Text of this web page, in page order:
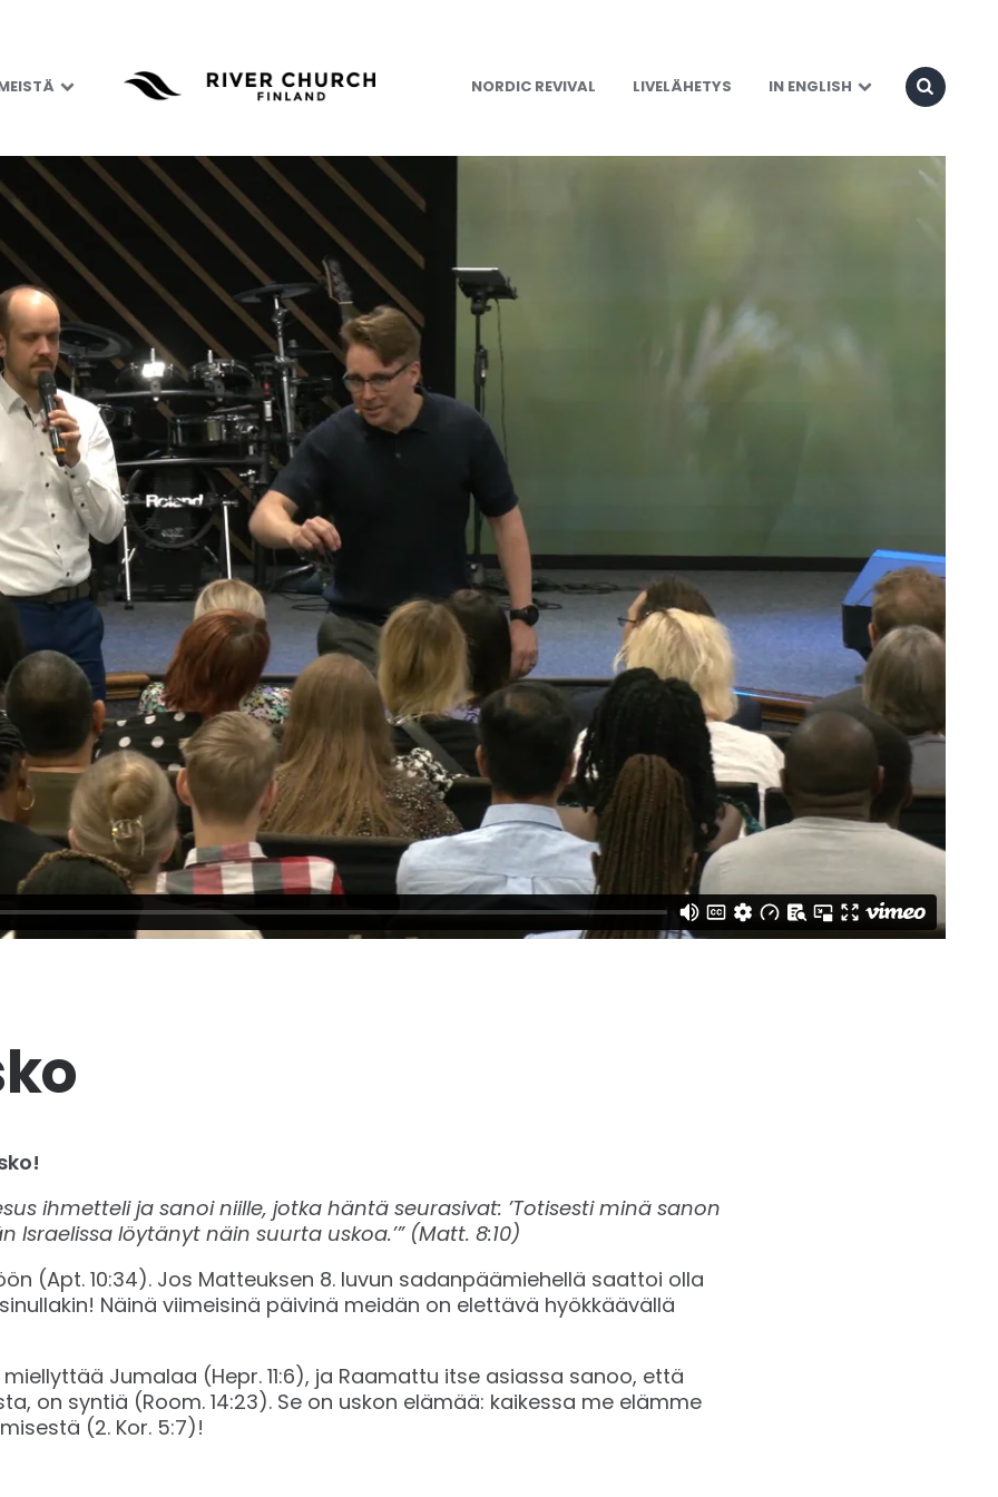
NORDIC REVIVAL LIVELÄHETYS IN ENGLISH
ihmetteli ja sanoi niille, jotka häntä seurasivat: ’Totisesti minä sanon
Israelissa löytänyt näin suurta uskoa.’” (Matt. 8:10)
(Apt. 10:34). Jos Matteuksen 8. luvun sadanpäämiehellä saattoi olla
Näinä viimeisinä päivinä meidän on elettävä hyökkäävällä
Jumalaa (Hepr. 11:6), ja Raamattu itse asiassa sanoo, että
on syntiä (Room. 14:23). Se on uskon elämää: kaikessa me elämme
(2. Kor. 5:7)!